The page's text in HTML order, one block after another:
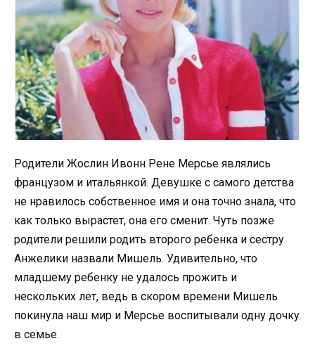
Родители Жослин Ивонн Рене Мерсье являлись
французом и итальянкой. Девушке с самого детства
не нравилось собственное имя и она точно знала, что
как только вырастет, она его сменит. Чуть позже
родители решили родить второго ребенка и сестру
Анжелики назвали Мишель. Удивительно, что
младшему ребенку не удалось прожить и
нескольких лет, ведь в скором времени Мишель
покинула наш мир и Мерсье воспитывали одну дочку
в семье.